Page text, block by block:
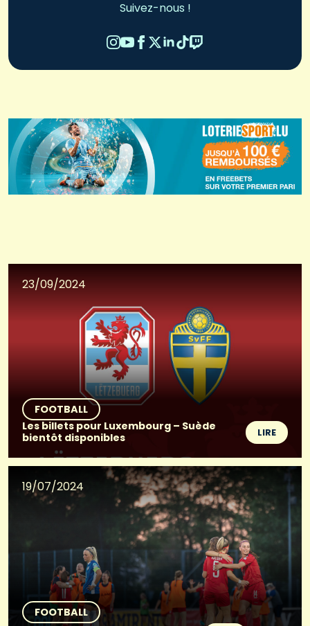
Suivez-nous !
23/09/2024
FOOTBALL
Les billets pour Luxembourg – Suède
bientôt disponibles
LIRE
19/07/2024
FOOTBALL